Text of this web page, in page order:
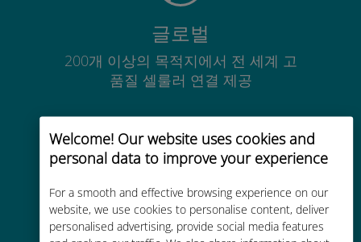
Welcome! Our website uses cookies and
personal data to improve your experience
For a smooth and effective browsing experience on our
website, we use cookies to personalise content, deliver
personalised advertising, provide social media features
글로벌
200개 이상의 목적지에서 전 세계 고
품질 셀룰러 연결 제공
비용 효율적
기존 통신사 로밍 요금보다 최대